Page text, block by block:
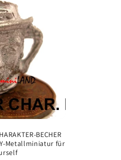
BECHER
Metallminiatur für